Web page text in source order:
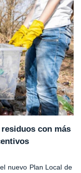
con más
nuevo Plan Local de